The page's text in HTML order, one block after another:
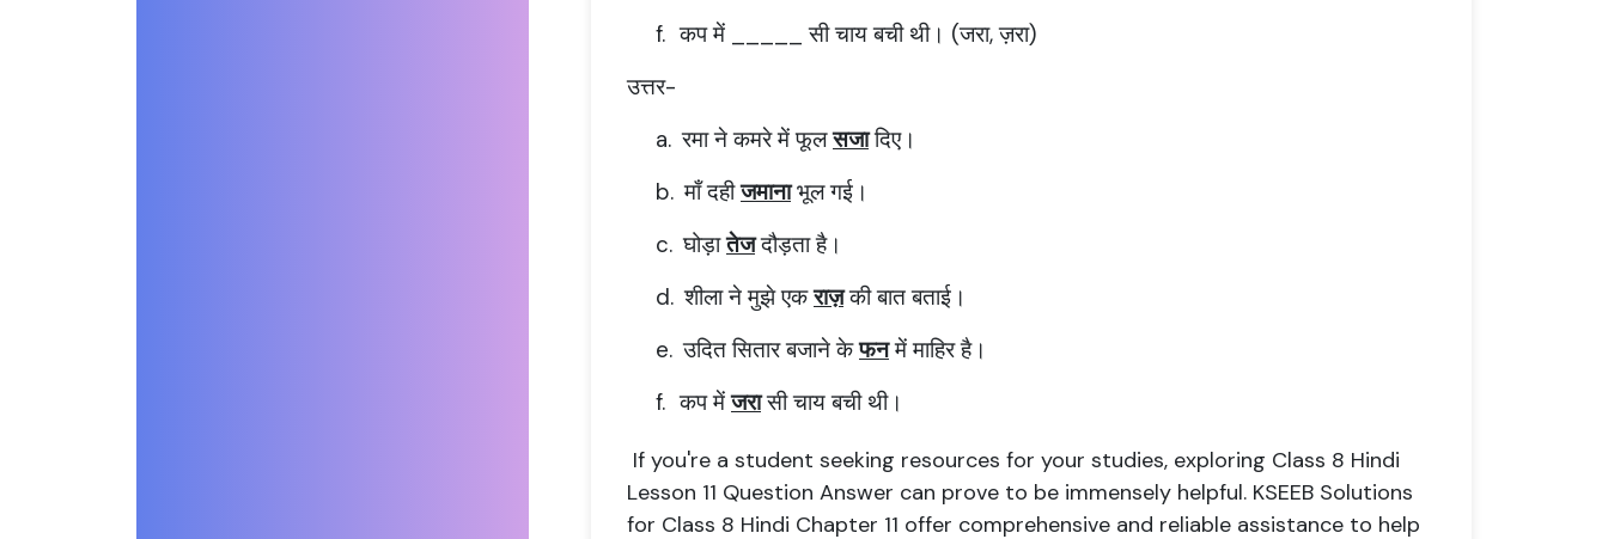
f. कप में _____ सी चाय बची थी। (जरा, ज़रा)
उत्तर-
a. रमा ने कमरे में फूलसजादिए।
b. माँ दहीजमानाभूल गई।
c. घोड़ातेजदौड़ता है।
d. शीला ने मुझे एकराज़की बात बताई।
e. उदित सितार बजाने केफनमें माहिर है।
f. कप मेंजरासी चाय बची थी।
If you're a student seeking resources for your studies, exploring Class 8 Hindi
Lesson 11 Question Answer can prove to be immensely helpful. KSEEB Solutions
for Class 8 Hindi Chapter 11 offer comprehensive and reliable assistance to help